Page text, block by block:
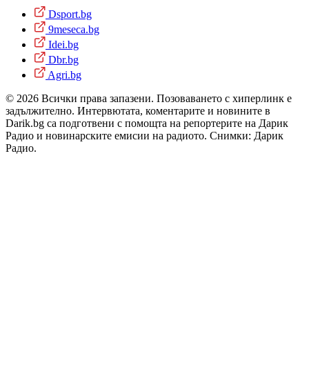
Dsport.bg
9meseca.bg
Idei.bg
Dbr.bg
Agri.bg
© 2026 Всички права запазени. Позоваването с хиперлинк е
задължително. Интервютата, коментарите и новините в
Darik.bg са подготвени с помощта на репортерите на Дарик
Радио и новинарските емисии на радиото. Снимки: Дарик
Радио.